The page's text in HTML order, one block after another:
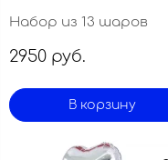
Набор из 13 шаров
2950 руб.
В корзину